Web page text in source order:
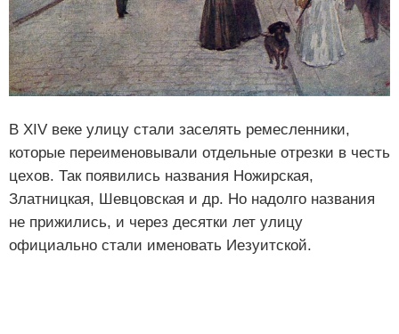
В XIV веке улицу стали заселять ремесленники,
которые переименовывали отдельные отрезки в честь
цехов. Так появились названия Ножирская,
Златницкая, Шевцовская и др. Но надолго названия
не прижились, и через десятки лет улицу
официально стали именовать Иезуитской.